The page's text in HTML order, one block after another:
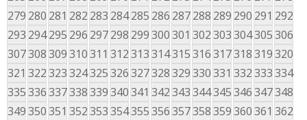
279 280 281 282 283 284285 286 287288 289 290 291 292
293 294295 296 297298 299300301 302303304305306
307308309310311 312313314315316317318319320
321 322323324325326327328329330331 332333334
335336337338339340341 342343344345346347348
349350351 352353354355356357358359360361 362